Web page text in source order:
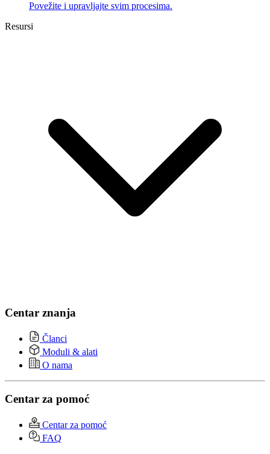
Povežite i upravljajte svim procesima.
Resursi
Centar znanja
Članci
Moduli & alati
O nama
Centar za pomoć
Centar za pomoć
FAQ